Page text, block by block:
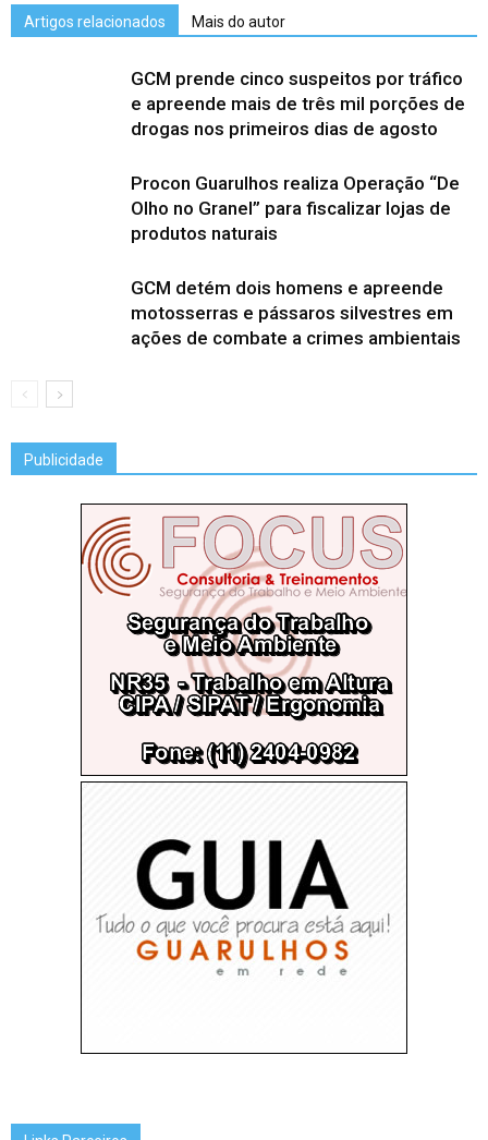
Artigos relacionados Mais do autor
GCM prende cinco suspeitos por tráfico
e apreende mais de três mil porções de
drogas nos primeiros dias de agosto
Procon Guarulhos realiza Operação “De
Olho no Granel” para fiscalizar lojas de
produtos naturais
GCM detém dois homens e apreende
motosserras e pássaros silvestres em
ações de combate a crimes ambientais
Publicidade